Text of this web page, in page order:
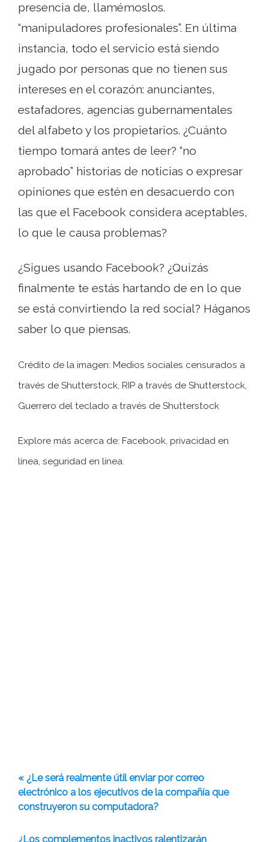
presencia de, llamémoslos.
“manipuladores profesionales”. En última
instancia, todo el servicio está siendo
jugado por personas que no tienen sus
intereses en el corazón: anunciantes,
estafadores, agencias gubernamentales
del alfabeto y los propietarios. ¿Cuánto
tiempo tomará antes de leer? “no
aprobado” historias de noticias o expresar
opiniones que estén en desacuerdo con
las que el Facebook considera aceptables,
lo que le causa problemas?
¿Sigues usando Facebook? ¿Quizás
finalmente te estás hartando de en lo que
se está convirtiendo la red social? Háganos
saber lo que piensas.
Crédito de la imagen: Medios sociales censurados a
través de Shutterstock, RIP a través de Shutterstock,
Guerrero del teclado a través de Shutterstock
Explore más acerca de: Facebook, privacidad en
línea, seguridad en línea.
« ¿Le será realmente útil enviar por correo
electrónico a los ejecutivos de la compañía que
construyeron su computadora?
¿Los complementos inactivos ralentizarán